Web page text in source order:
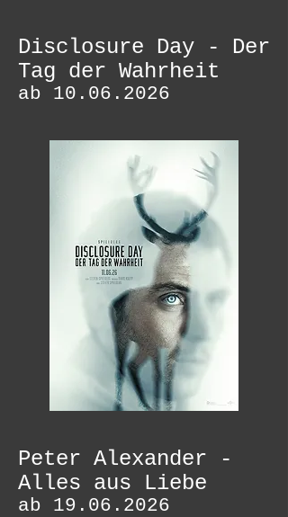
Disclosure Day - Der
Tag der Wahrheit
ab 10.06.2026
Peter Alexander -
Alles aus Liebe
ab 19.06.2026